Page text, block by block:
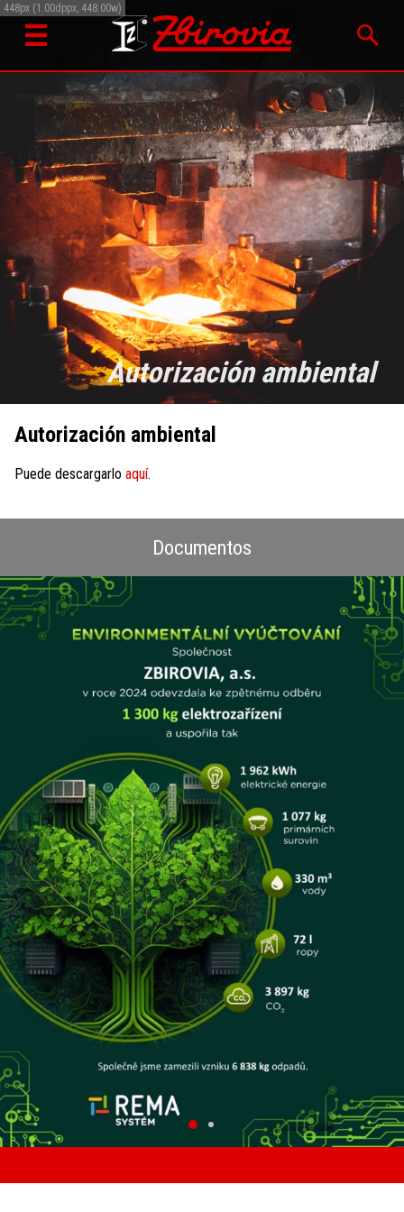
Autorización ambiental
Autorización ambiental
Puede descargarlo aquí.
Documentos
448px (1.00dppx, 448.00w)